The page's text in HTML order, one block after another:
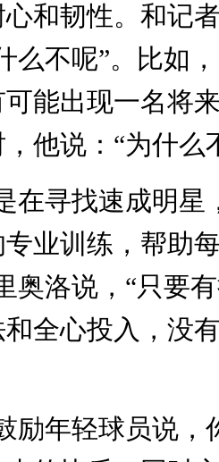
和韧性。和记
么不呢”。比如
能出现一名将
他说：“为什么
寻找速成明星
业训练，帮助
奥洛说，“只要
全心投入，没
年轻球员说，